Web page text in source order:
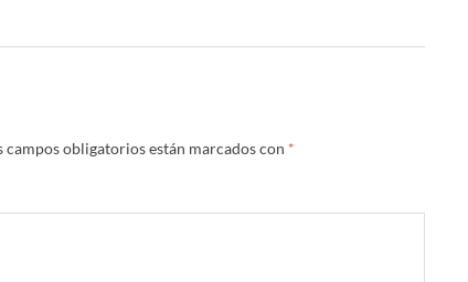
campos obligatorios están marcados con *